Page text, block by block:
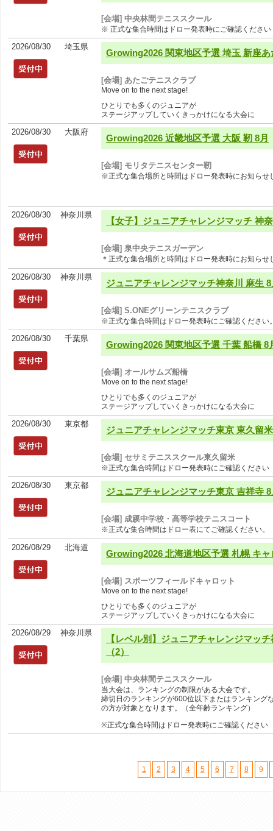
[会場] 中央林間テニススクール
※ 正式な集合時間はドロー発表時にご確認ください
2026/08/30 埼玉県
Growing2026 関東地区予選 埼玉 新座あ
[会場] あたごテニスクラブ
Move on to the next stage!
ひとりでも多くのジュニアが
ステージアップしていくきっかけになる大会に
2026/08/30 大阪府
Growing2026 近畿地区予選 大阪 靭 8月
[会場] モリタテニスセンター靭
※正式な集合場所と時間はドロー発表時にお知らせ
2026/08/30 神奈川県
【女子】ジュニアチャレンジマッチ 神
[会場] 泉中央テニスガーデン
＊正式な集合場所と時間はドロー発表時にお知らせ
2026/08/30 神奈川県
ジュニアチャレンジマッチ神奈川 麻生
[会場] S.ONEグリーンテニスクラブ
※正式な集合時間はドロー発表時にご確認ください
2026/08/30 千葉県
Growing2026 関東地区予選 千葉 船橋 8
[会場] オールサムズ船橋
Move on to the next stage!
ひとりでも多くのジュニアが
ステージアップしていくきっかけになる大会に
2026/08/30 東京都
ジュニアチャレンジマッチ東京 東久留
[会場] セサミテニススクール東久留米
※正式な集合時間はドロー発表時にご確認ください
2026/08/30 東京都
ジュニアチャレンジマッチ東京 吉祥寺 8
[会場] 成蹊中学校・高等学校テニスコート
※正式な集合時間はドロー表にてご確認ください。
2026/08/29 北海道
Growing2026 北海道地区予選 札幌 キャ
[会場] スポーツフィールドキャロット
Move on to the next stage!
ひとりでも多くのジュニアが
ステージアップしていくきっかけになる大会に
2026/08/29 神奈川県
【レベル別】ジュニアチャレンジマッ
（2）
[会場] 中央林間テニススクール
当大会は、ランキングの制限がある大会です。
締切日のランキングが600位以下またはランキング
の方が対象となります。（全年齢ランキング）
※正式な集合時間はドロー発表時にご確認ください
1 2 3 4 5 6 7 8 9